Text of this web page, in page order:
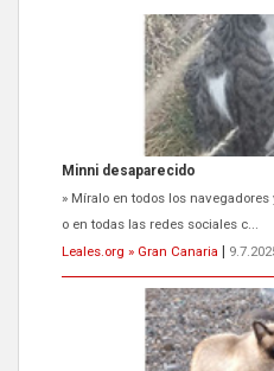
Minni desaparecido
» Míralo en todos los
o en todas las redes sociales c...
Leales.org » Gran Canaria